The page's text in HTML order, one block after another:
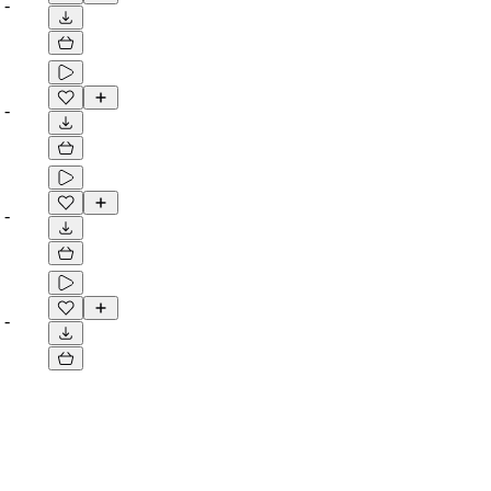
-
-
-
-